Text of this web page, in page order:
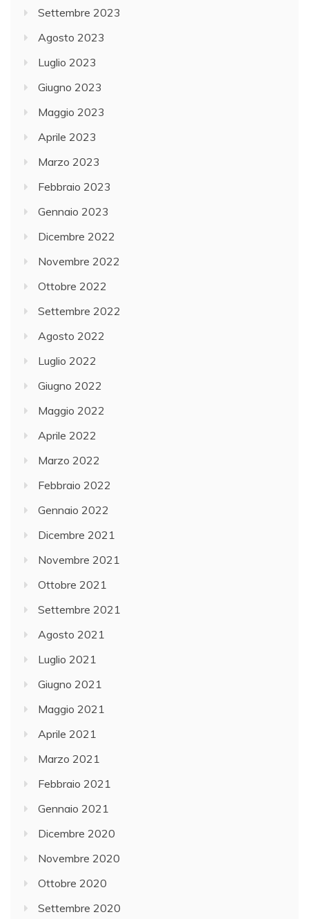
Settembre 2023
Agosto 2023
Luglio 2023
Giugno 2023
Maggio 2023
Aprile 2023
Marzo 2023
Febbraio 2023
Gennaio 2023
Dicembre 2022
Novembre 2022
Ottobre 2022
Settembre 2022
Agosto 2022
Luglio 2022
Giugno 2022
Maggio 2022
Aprile 2022
Marzo 2022
Febbraio 2022
Gennaio 2022
Dicembre 2021
Novembre 2021
Ottobre 2021
Settembre 2021
Agosto 2021
Luglio 2021
Giugno 2021
Maggio 2021
Aprile 2021
Marzo 2021
Febbraio 2021
Gennaio 2021
Dicembre 2020
Novembre 2020
Ottobre 2020
Settembre 2020